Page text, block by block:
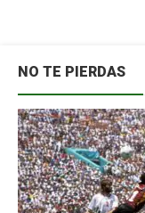
NO TE PIERDAS